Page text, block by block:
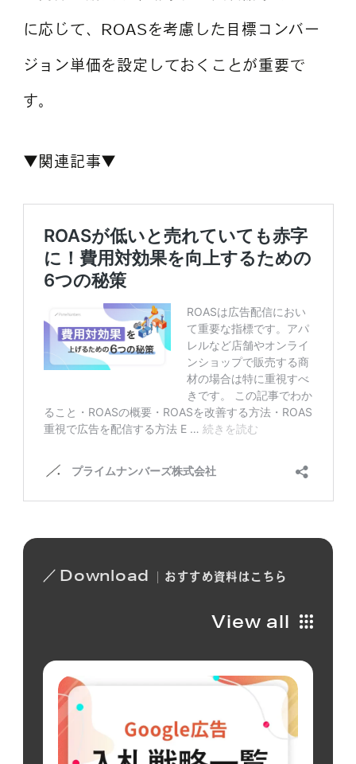
に応じて、ROASを考慮した目標コンバー
ジョン単価を設定しておくことが重要で
す。
▼関連記事▼
Download おすすめ資料は こちら
View all